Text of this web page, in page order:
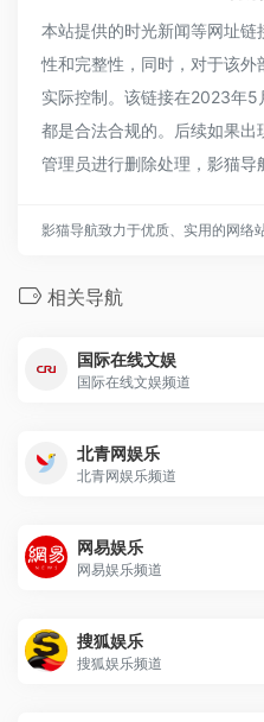
本站提供的时光新闻等网址
性和完整性，同时，对于该
实际控制。该链接在2023年
都是合法合规的。后续如果
管理员进行删除处理，影猫导
影猫导航致力于优质、实用的网络
相关导航
国际在线文娱
国际在线文娱频道
北青网娱乐
北青网娱乐频道
网易娱乐
网易娱乐频道
搜狐娱乐
搜狐娱乐频道